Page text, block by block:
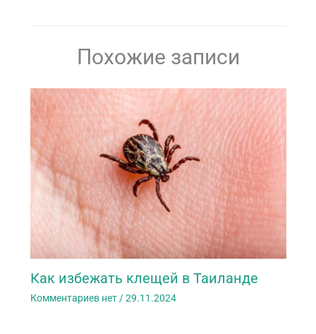
Похожие записи
Как избежать клещей в Таиланде
Комментариев нет /29.11.2024